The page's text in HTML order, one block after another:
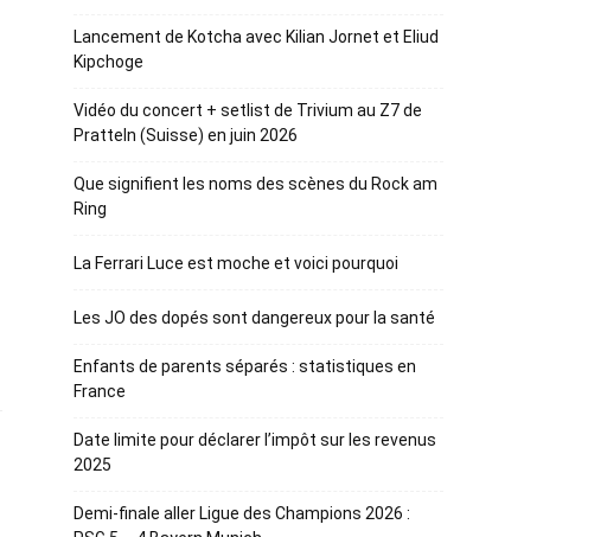
Lancement de Kotcha avec Kilian Jornet et Eliud
Kipchoge
Vidéo du concert + setlist de Trivium au Z7 de
Pratteln (Suisse) en juin 2026
Que signifient les noms des scènes du Rock am
Ring
La Ferrari Luce est moche et voici pourquoi
Les JO des dopés sont dangereux pour la santé
Enfants de parents séparés : statistiques en
France
Date limite pour déclarer l’impôt sur les revenus
2025
Demi-finale aller Ligue des Champions 2026 :